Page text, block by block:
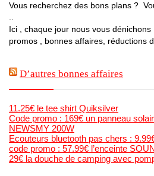
Vous recherchez des bons plans ?
Ici , chaque jour nous vous dénichons
promos , bonnes affaires, réductions
D’autres bonnes affaires
11.25€ le tee shirt Quiksilver
Code promo : 169€ un panneau
NEWSMY 200W
Ecouteurs bluetooth pas chers :
code promo : 57.99€ l’enceinte
29€ la douche de camping avec